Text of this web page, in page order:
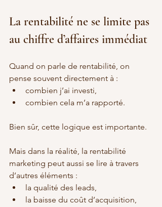
La rentabilité ne se limite pas
au chiffre d’affaires immédiat
Quand on parle de rentabilité, on
pense souvent directement à :
combien j’ai investi,
combien cela m’a rapporté.
Bien sûr, cette logique est importante.
Mais dans la réalité, la rentabilité
marketing peut aussi se lire à travers
d’autres éléments :
la qualité des leads,
la baisse du coût d’acquisition,